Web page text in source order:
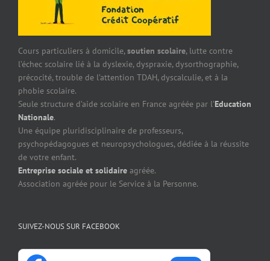
Cours particuliers à domicile,soutien scolaire, lutte contre
l’échec scolaire lié à la dyslexie, dyspraxie, dysorthographie,
précocité, trouble de l’attention TDAH, dyscalculie, et à la
phobie scolaire.
Seule structure d’aide scolaire en France agréée par l’Education
Nationale.
Une équipe pluridisciplinaire de professeurs,
psychopédagogues et neuropsychologues, dédiée à la réussite
de votre enfant.
Entreprise sociale et solidaire agréée.
Association agréée pour le Service à la Personne.
SUIVEZ-NOUS SUR FACEBOOK